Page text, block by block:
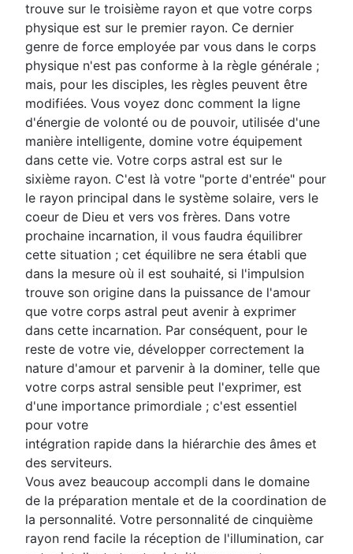
trouve sur le troisième rayon et que votre corps
physique est sur le premier rayon. Ce dernier
genre de force employée par vous dans le corps
physique n'est pas conforme à la règle générale ;
mais, pour les disciples, les règles peuvent être
modifiées. Vous voyez donc comment la ligne
d'énergie de volonté ou de pouvoir, utilisée d'une
manière intelligente, domine votre équipement
dans cette vie. Votre corps astral est sur le
sixième rayon. C'est là votre "porte d'entrée" pour
le rayon principal dans le système solaire, vers le
coeur de Dieu et vers vos frères. Dans votre
prochaine incarnation, il vous faudra équilibrer
cette situation ; cet équilibre ne sera établi que
dans la mesure où il est souhaité, si l'impulsion
trouve son origine dans la puissance de l'amour
que votre corps astral peut avenir à exprimer
dans cette incarnation. Par conséquent, pour le
reste de votre vie, développer correctement la
nature d'amour et parvenir à la dominer, telle que
votre corps astral sensible peut l'exprimer, est
d'une importance primordiale ; c'est essentiel
pour votre
intégration rapide dans la hiérarchie des âmes et
des serviteurs.
Vous avez beaucoup accompli dans le domaine
de la préparation mentale et de la coordination de
la personnalité. Votre personnalité de cinquième
rayon rend facile la réception de l'illumination, car